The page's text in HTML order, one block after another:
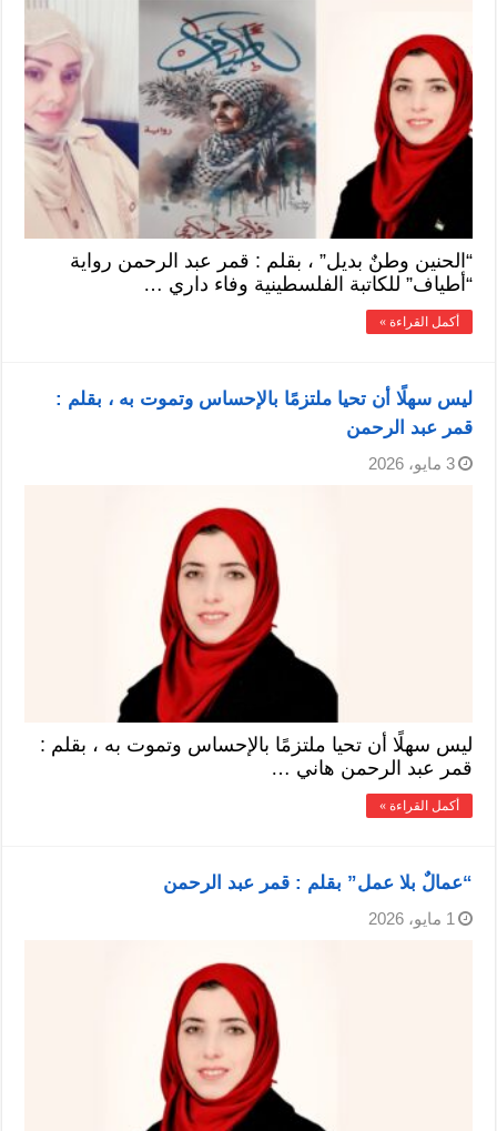
“الحنين وطنٌ بديل” ، بقلم : قمر عبد الرحمن رواية
“أطياف” للكاتبة الفلسطينية وفاء داري …
أكمل القراءة »
ليس سهلًا أن تحيا ملتزمًا بالإحساس وتموت به ، بقلم :
قمر عبد الرحمن
3 مايو، 2026
ليس سهلًا أن تحيا ملتزمًا بالإحساس وتموت به ، بقلم :
قمر عبد الرحمن هاني …
أكمل القراءة »
“عمالٌ بلا عمل” بقلم : قمر عبد الرحمن
1 مايو، 2026